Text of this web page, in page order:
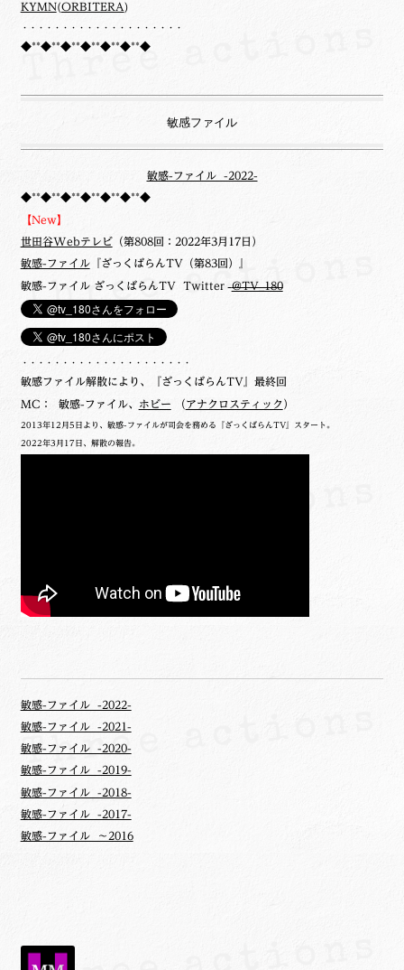
KYMN(ORBITERA)
・・・・・・・・・・・・・・・・・・・・
◆**◆**◆**◆**◆**◆**◆
敏感ファイル
敏感-ファイル -2022-
◆**◆**◆**◆**◆**◆**◆
【New】
世田谷Webテレビ（第808回：2022年3月17日）
敏感-ファイル『ざっくばらんTV（第83回）』
敏感-ファイル ざっくばらんTV Twitter @TV_180
・・・・・・・・・・・・・・・・・・・・・
敏感ファイル解散により、『ざっくばらんTV』最終回
MC： 敏感-ファイル、 ホビー （ アナクロスティック ）
2013年12月5日より、敏感-ファイルが司会を務める『ざっくばらんTV』スタート。
2022年3月17日、解散の報告。
敏感-ファイル -2022-
敏感-ファイル -2021-
敏感-ファイル -2020-
敏感-ファイル -2019-
敏感-ファイル -2018-
敏感-ファイル -2017-
敏感-ファイル ～2016